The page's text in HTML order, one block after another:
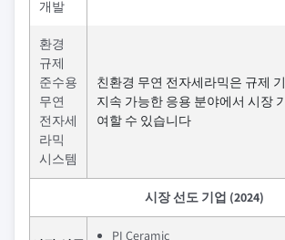
개발
환경
규제
준수용
무연
전자세
라믹
시스템
친환경 무연 전자세라믹은 규제
지속 가능한 응용 분야에서 시장
여할 수 있습니다
시장 선도 기업 (2024)
PI Ceramic